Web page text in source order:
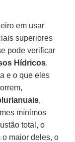
em usar
superiores
pode verificar
Hídricos.
e o que eles
,
mínimos
total, o
o maior deles, o